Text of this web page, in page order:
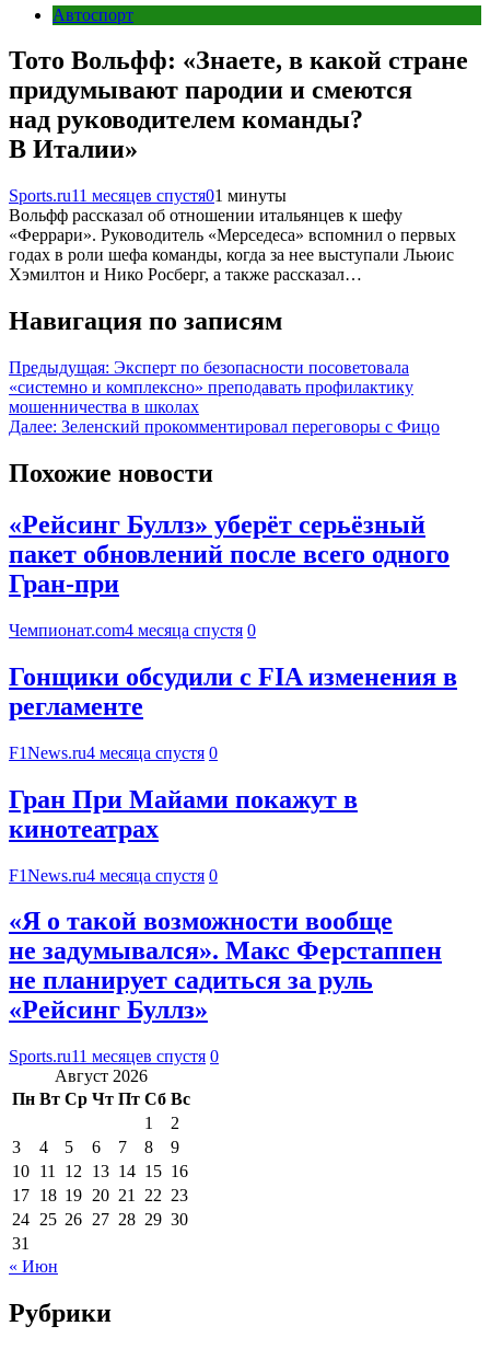
Автоспорт
Тото Вольфф: «Знаете, в какой стране
придумывают пародии и смеются
над руководителем команды?
В Италии»
Sports.ru11 месяцев спустя01 минуты
Вольфф рассказал об отношении итальянцев к шефу
«Феррари». Руководитель «Мерседеса» вспомнил о первых
годах в роли шефа команды, когда за нее выступали Льюис
Хэмилтон и Нико Росберг, а также рассказал…
Навигация по записям
Предыдущая: Эксперт по безопасности посоветовала
«системно и комплексно» преподавать профилактику
мошенничества в школах
Далее: Зеленский прокомментировал переговоры с Фицо
Похожие новости
«Рейсинг Буллз» уберёт серьёзный
пакет обновлений после всего одного
Гран-при
Чемпионат.com4 месяца спустя 0
Гонщики обсудили с FIA изменения в
регламенте
F1News.ru4 месяца спустя 0
Гран При Майами покажут в
кинотеатрах
F1News.ru4 месяца спустя 0
«Я о такой возможности вообще
не задумывался». Макс Ферстаппен
не планирует садиться за руль
«Рейсинг Буллз»
Sports.ru11 месяцев спустя 0
Август 2026
Пн Вт Ср Чт Пт Сб Вс
1
2
3
4 5 6 7 8
9
10 11 12 13 14 15 16
17 18 19 20 21 22 23
24 25 26 27 28 29 30
31
« Июн
Рубрики